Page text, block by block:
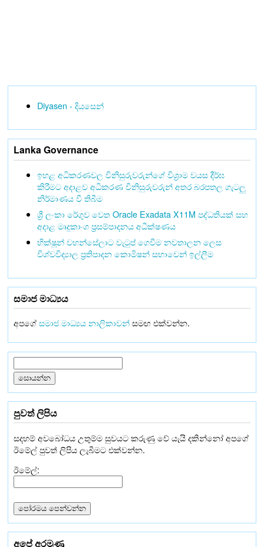
Diyasen - දියසෙන්
Lanka Governance
ඉහළ අධිකරණවල විනිසුරුවරුන්ගේ විශ්‍රාම වයස දීර්ඝ
කිරීමට අදාළව අධිකරණ විනිසුරුවරුන් අතර බරපතල ගැටලු
නිර්මාණය වී තිබීම
ශ්‍රී ලංකා රේගුව වෙත Oracle Exadata X11M පද්ධතියක් සහ
අදාළ මෘදුකාංග ප්‍රසම්පාදනය අධීක්ෂණය
භික්ෂූන් වහන්සේලාට වැටුප් ගෙවීම නවතාලන ලෙස
විශ්වවිද්‍යාල ප්‍රතිපාදන කොමිෂන් සභාවෙන් ඉල්ලීම
සමාජ මාධ්‍යය
අපගේසමාජ මාධ්‍යය නාලිකාවන්සමඟ එක්වන්න.
පුවත් ලිපිය
සදහම් අවබෝධය උතුම්ම සුවයට කරුණු වේ යැයි දකින්නෝ අපගේ
ඊමේල් පුවත් ලිපිය ලැබීමට එක්වන්න.
ඊමේල්:
අපේ අරමුණු